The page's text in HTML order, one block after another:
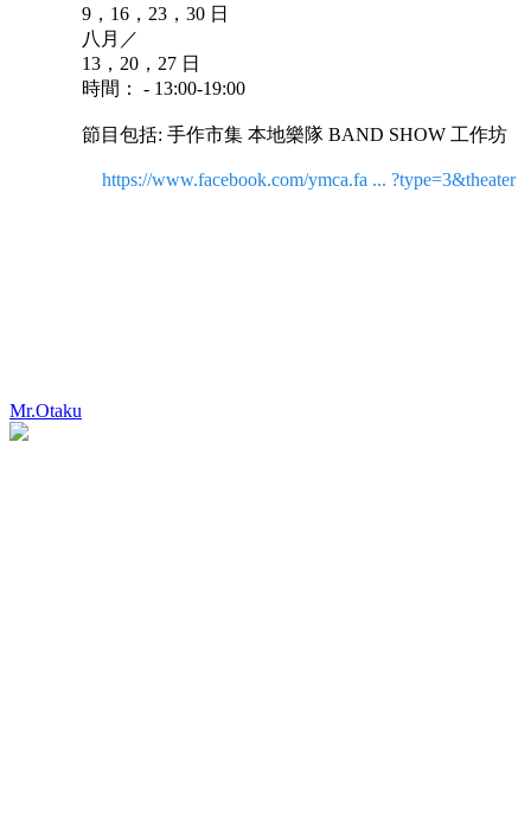
Mr.Otaku
9，16，23，30 日
八月／
13，20，27 日
時間： - 13:00-19:00
節目包括: 手作市集 本地樂隊 BAND SHOW 工作坊
https://www.facebook.com/ymca.fa ... ?type=3&theater